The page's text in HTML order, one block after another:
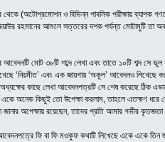
থেকে (অটোপ্রমোশন ও বিভিন্ন পাবলিক পরীক্ষায়
রহমানের আমলে সত্তরের দশক পর্যন্ত মোটামুটি তা
মোট ৩৮টি শব্দে লেখা এবং তাতে ১০টি শব্দ সে
‘নিয়মীত’ এবং এক জায়গায় ‘অকূল’ আবেদনও লিখেছে
কাছে লেখা আবেদনপত্রটি সে শেষ করেছে ঠিক
অনেক কিছুই তো উপেক্ষা করলাম, তাহলে এতক্ষণ ধরে
জানার অপেক্ষায় রয়েছেন, তাদের প্রতি আমার গভীর
ফি বা ফি মওকুফ কথাটি লিখেছে একে একে তিন